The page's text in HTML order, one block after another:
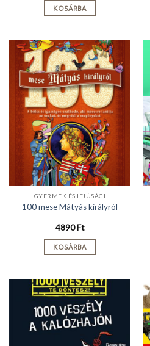
KOSÁRBA
GYERMEK ÉS IFJÚSÁGI
100 mese Mátyás királyról
4890Ft
KOSÁRBA